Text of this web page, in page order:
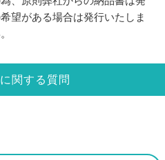
望がある場合は発行いたしま
関する質問